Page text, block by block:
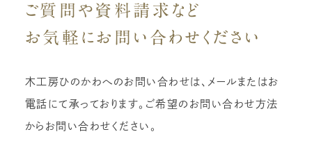
ご質問や資料請求など
お気軽に お問い合わせください
木工房ひのかわへのお問い合わせは、メールまたはお
電話にて承っております。 ご希望のお問い合わせ方法
からお問い合わせください。